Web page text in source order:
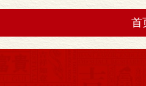
首